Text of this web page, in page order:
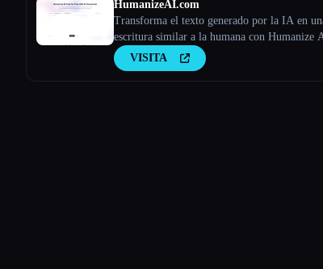
HumanizeAI.com
Transforma el texto generado por la IA en
escritura similar a la humana con Humanize
VISITA